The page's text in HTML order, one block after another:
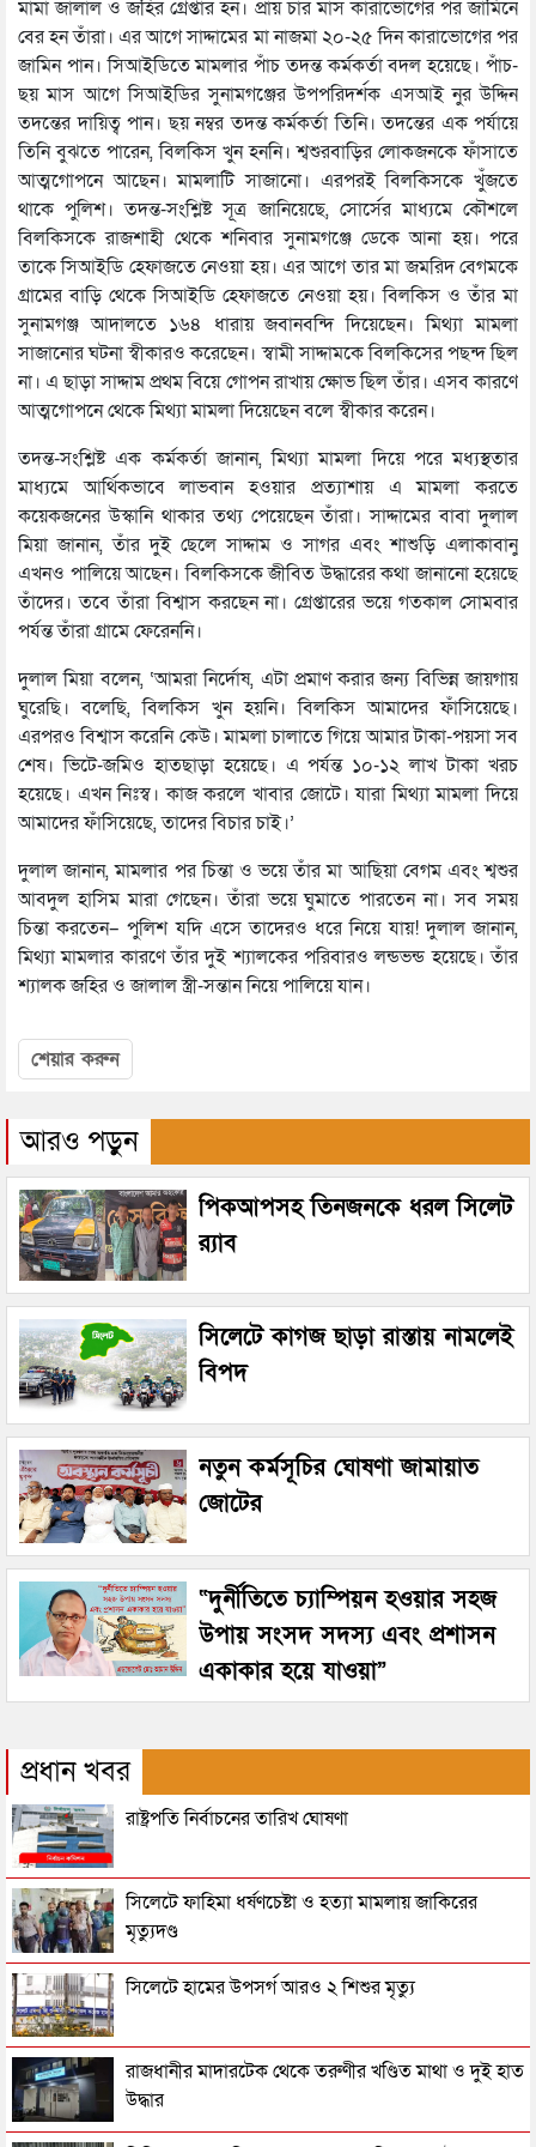
মামা জালাল ও জহির গ্রেপ্তার হন। প্রায় চার মাস কারাভোগের পর জামিনে
বের হন তাঁরা। এর আগে সাদ্দামের মা নাজমা ২০-২৫ দিন কারাভোগের পর
জামিন পান। সিআইডিতে মামলার পাঁচ তদন্ত কর্মকর্তা বদল হয়েছে। পাঁচ-
ছয় মাস আগে সিআইডির সুনামগঞ্জের উপপরিদর্শক এসআই নুর উদ্দিন
তদন্তের দায়িত্ব পান। ছয় নম্বর তদন্ত কর্মকর্তা তিনি। তদন্তের এক পর্যায়ে
তিনি বুঝতে পারেন, বিলকিস খুন হননি। শ্বশুরবাড়ির লোকজনকে ফাঁসাতে
আত্মগোপনে আছেন। মামলাটি সাজানো। এরপরই বিলকিসকে খুঁজতে
থাকে পুলিশ। তদন্ত-সংশ্লিষ্ট সূত্র জানিয়েছে, সোর্সের মাধ্যমে কৌশলে
বিলকিসকে রাজশাহী থেকে শনিবার সুনামগঞ্জে ডেকে আনা হয়। পরে
তাকে সিআইডি হেফাজতে নেওয়া হয়। এর আগে তার মা জমরিদ বেগমকে
গ্রামের বাড়ি থেকে সিআইডি হেফাজতে নেওয়া হয়। বিলকিস ও তাঁর মা
সুনামগঞ্জ আদালতে ১৬৪ ধারায় জবানবন্দি দিয়েছেন। মিথ্যা মামলা
সাজানোর ঘটনা স্বীকারও করেছেন। স্বামী সাদ্দামকে বিলকিসের পছন্দ ছিল
না। এ ছাড়া সাদ্দাম প্রথম বিয়ে গোপন রাখায় ক্ষোভ ছিল তাঁর। এসব কারণে
আত্মগোপনে থেকে মিথ্যা মামলা দিয়েছেন বলে স্বীকার করেন।
তদন্ত-সংশ্লিষ্ট এক কর্মকর্তা জানান, মিথ্যা মামলা দিয়ে পরে মধ্যস্থতার
মাধ্যমে আর্থিকভাবে লাভবান হওয়ার প্রত্যাশায় এ মামলা করতে
কয়েকজনের উস্কানি থাকার তথ্য পেয়েছেন তাঁরা। সাদ্দামের বাবা দুলাল
মিয়া জানান, তাঁর দু্‌ই ছেলে সাদ্দাম ও সাগর এবং শাশুড়ি এলাকাবানু
এখনও পালিয়ে আছেন। বিলকিসকে জীবিত উদ্ধারের কথা জানানো হয়েছে
তাঁদের। তবে তাঁরা বিশ্বাস করছেন না। গ্রেপ্তারের ভয়ে গতকাল সোমবার
পর্যন্ত তাঁরা গ্রামে ফেরেননি।
দুলাল মিয়া বলেন, ‘আমরা নির্দোষ, এটা প্রমাণ করার জন্য বিভিন্ন জায়গায়
ঘুরেছি। বলেছি, বিলকিস খুন হয়নি। বিলকিস আমাদের ফাঁসিয়েছে।
এরপরও বিশ্বাস করেনি কেউ। মামলা চালাতে গিয়ে আমার টাকা-পয়সা সব
শেষ। ভিটে-জমিও হাতছাড়া হয়েছে। এ পর্যন্ত ১০-১২ লাখ টাকা খরচ
হয়েছে। এখন নিঃস্ব। কাজ করলে খাবার জোটে। যারা মিথ্যা মামলা দিয়ে
আমাদের ফাঁসিয়েছে, তাদের বিচার চাই।’
দুলাল জানান, মামলার পর চিন্তা ও ভয়ে তাঁর মা আছিয়া বেগম এবং শ্বশুর
আবদুল হাসিম মারা গেছেন। তাঁরা ভয়ে ঘুমাতে পারতেন না। সব সময়
চিন্তা করতেন– পুলিশ যদি এসে তাদেরও ধরে নিয়ে যায়! দুলাল জানান,
মিথ্যা মামলার কারণে তাঁর দুই শ্যালকের পরিবারও লন্ডভন্ড হয়েছে। তাঁর
শ্যালক জহির ও জালাল স্ত্রী-সন্তান নিয়ে পালিয়ে যান।
শেয়ার করুন
আরও পড়ুন
পিকআপসহ তিনজনকে ধরল সিলেট
র‌্যাব
সিলেটে কাগজ ছাড়া রাস্তায় নামলেই
বিপদ
নতুন কর্মসূচির ঘোষণা জামায়াত
জোটের
“দুর্নীতিতে চ্যাম্পিয়ন হওয়ার সহজ
উপায় সংসদ সদস্য এবং প্রশাসন
একাকার হয়ে যাওয়া”
প্রধান খবর
রাষ্ট্রপতি নির্বাচনের তারিখ ঘোষণা
সিলেটে ফাহিমা ধর্ষণচেষ্টা ও হত্যা মামলায় জাকিরের
মৃত্যুদণ্ড
সিলেটে হামের উপসর্গ আরও ২ শিশুর মৃত্যু
রাজধানীর মাদারটেক থেকে তরুণীর খণ্ডিত মাথা ও দুই হাত
উদ্ধার